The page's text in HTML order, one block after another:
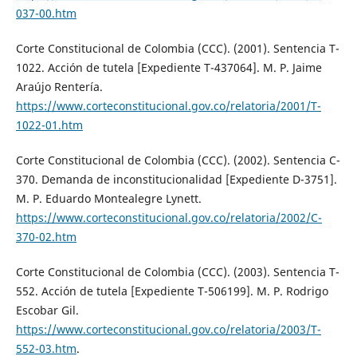
037-00.htm
Corte Constitucional de Colombia (CCC). (2001). Sentencia T-
1022. Acción de tutela [Expediente T-437064]. M. P. Jaime
Araújo Rentería.
https://www.corteconstitucional.gov.co/relatoria/2001/T-
1022-01.htm
Corte Constitucional de Colombia (CCC). (2002). Sentencia C-
370. Demanda de inconstitucionalidad [Expediente D-3751].
M. P. Eduardo Montealegre Lynett.
https://www.corteconstitucional.gov.co/relatoria/2002/C-
370-02.htm
Corte Constitucional de Colombia (CCC). (2003). Sentencia T-
552. Acción de tutela [Expediente T-506199]. M. P. Rodrigo
Escobar Gil.
https://www.corteconstitucional.gov.co/relatoria/2003/T-
552-03.htm.